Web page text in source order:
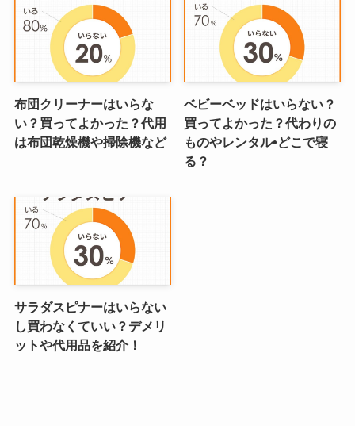
布団クリーナーはいらな
い？買ってよかった？代用
は布団乾燥機や掃除機など
ベビーベッドはいらない？
買ってよかった？代わりの
ものやレンタル•どこで寝
る？
サラダスピナーはいらない
し買わなくていい？デメリ
ットや代用品を紹介！